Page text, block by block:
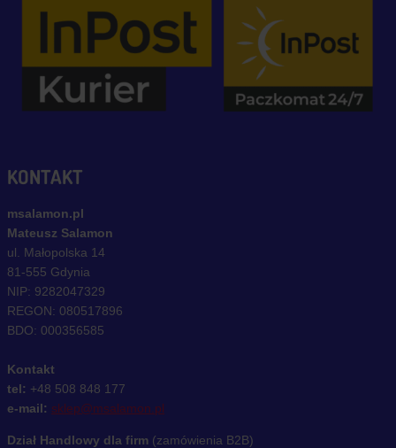
KONTAKT
msalamon.pl
Mateusz Salamon
ul. Małopolska 14
81-555 Gdynia
NIP: 9282047329
REGON: 080517896
BDO: 000356585
Kontakt
tel: +48 508 848 177
e-mail: sklep@msalamon.pl
Dział Handlowy dla firm (zamówienia B2B)